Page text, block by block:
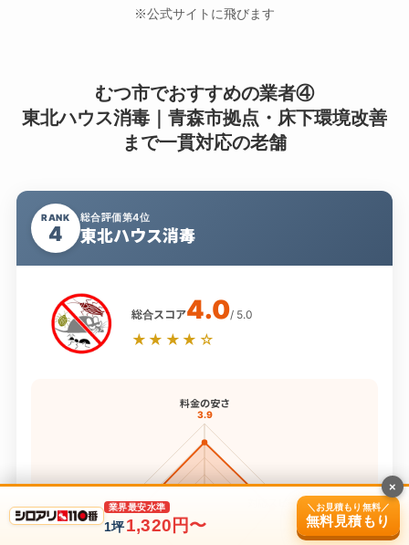
※公式サイトに飛びます
むつ市でおすすめの業者④
東北ハウス消毒｜青森市拠点・床下環境改善
まで一貫対応の老舗
RANK
4
総合評価第4位
東北ハウス消毒
総合スコア4.0/ 5.0
★★★★☆
料金の安さ
3.9
対応スピード
4.0
保証内容
3.8
業界最安水準
1坪 1,320円〜
＼お見積もり無料／
無料見積もり
×